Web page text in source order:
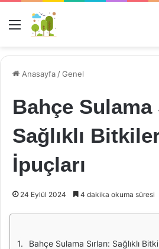
Menü
Anasayfa /Genel
Bahçe Sulama
Sağlıklı
İpuçları
24 Eylül 2024 4 dakika okuma süresi
Bahçe Sulama Sırları: Sağlıklı